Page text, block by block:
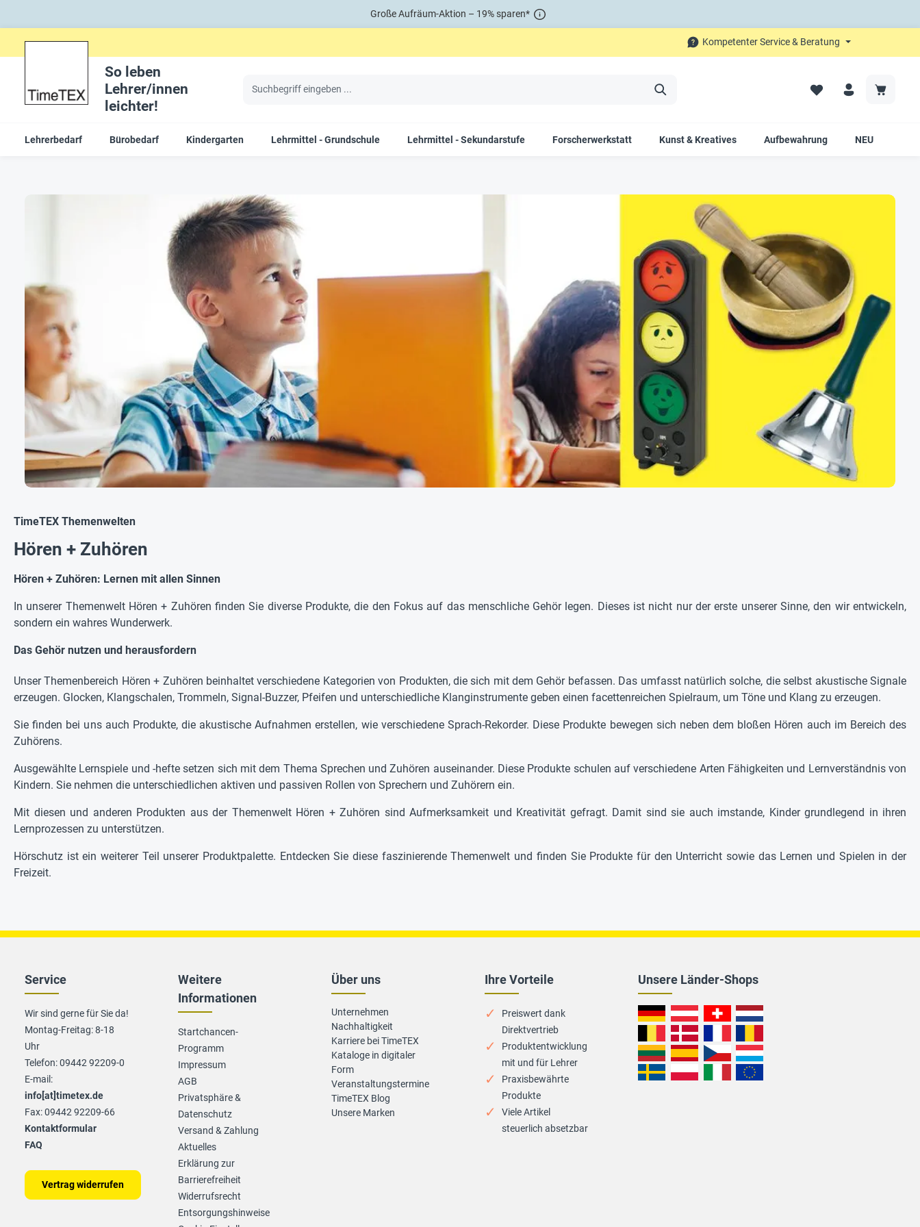
Große Aufräum-Aktion – 19% sparen*
Kompetenter Service & Beratung
So leben
Lehrer/innen
leichter!
Lehrerbedarf Bürobedarf Kindergarten Lehrmittel - Grundschule Lehrmittel - Sekundarstufe Forscherwerkstatt Kunst & Kreatives Aufbewahrung NEU
TimeTEX Themenwelten
Hören + Zuhören
Hören + Zuhören: Lernen mit allen Sinnen
In unserer Themenwelt Hören + Zuhören finden Sie diverse Produkte, die den Fokus auf das menschliche Gehör legen. Dieses ist nicht nur der erste unserer Sinne, den wir entwickeln,
sondern ein wahres Wunderwerk.
Das Gehör nutzen und herausfordern
Unser Themenbereich Hören + Zuhören beinhaltet verschiedene Kategorien von Produkten, die sich mit dem Gehör befassen. Das umfasst natürlich solche, die selbst akustische Signale
erzeugen. Glocken, Klangschalen, Trommeln, Signal-Buzzer, Pfeifen und unterschiedliche Klanginstrumente geben einen facettenreichen Spielraum, um Töne und Klang zu erzeugen.
Sie finden bei uns auch Produkte, die akustische Aufnahmen erstellen, wie verschiedene Sprach-Rekorder. Diese Produkte bewegen sich neben dem bloßen Hören auch im Bereich des
Zuhörens.
Ausgewählte Lernspiele und -hefte setzen sich mit dem Thema Sprechen und Zuhören auseinander. Diese Produkte schulen auf verschiedene Arten Fähigkeiten und Lernverständnis von
Kindern. Sie nehmen die unterschiedlichen aktiven und passiven Rollen von Sprechern und Zuhörern ein.
Mit diesen und anderen Produkten aus der Themenwelt Hören + Zuhören sind Aufmerksamkeit und Kreativität gefragt. Damit sind sie auch imstande, Kinder grundlegend in ihren
Lernprozessen zu unterstützen.
Hörschutz ist ein weiterer Teil unserer Produktpalette. Entdecken Sie diese faszinierende Themenwelt und finden Sie Produkte für den Unterricht sowie das Lernen und Spielen in der
Freizeit.
Ihre Vorteile
Preiswert dank
Direktvertrieb
Produktentwicklung
mit und für Lehrer
Praxisbewährte
Produkte
Viele Artikel
steuerlich absetzbar
Unsere Länder-Shops
Über uns
Unternehmen
Nachhaltigkeit
Karriere bei TimeTEX
Kataloge in digitaler
Form
Veranstaltungstermine
TimeTEX Blog
Unsere Marken
Service
Wir sind gerne für Sie da!
Montag-Freitag: 8-18
Uhr
Telefon: 09442 92209-0
E-mail:
info[at]timetex.de
Fax: 09442 92209-66
Kontaktformular
FAQ
Vertrag widerrufen
Weitere
Informationen
Startchancen-
Programm
Impressum
AGB
Privatsphäre &
Datenschutz
Versand & Zahlung
Aktuelles
Erklärung zur
Barrierefreiheit
Widerrufsrecht
Entsorgungshinweise